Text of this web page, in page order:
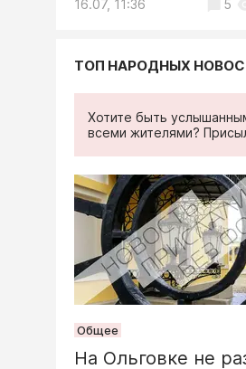
16.07, 11:36 5
16.07, 10:40 1
16.07, 07:58 3
ТОП НАРОДНЫХ
Хотите быть
всеми жителями?
Общее
На Ольговке не